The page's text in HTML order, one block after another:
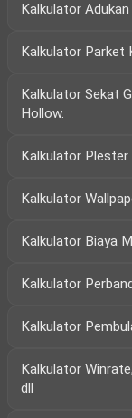
Kalkulator
Kalkulator Parket
Kalkulator Sekat
Hollow.
Kalkulator Plester
Kalkulator
Kalkulator Biaya
Kalkulator
Kalkulator
Kalkulator
dll